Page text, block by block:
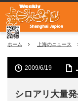
ホーム 上海のニュース
2009/6/19
シロアリ大量